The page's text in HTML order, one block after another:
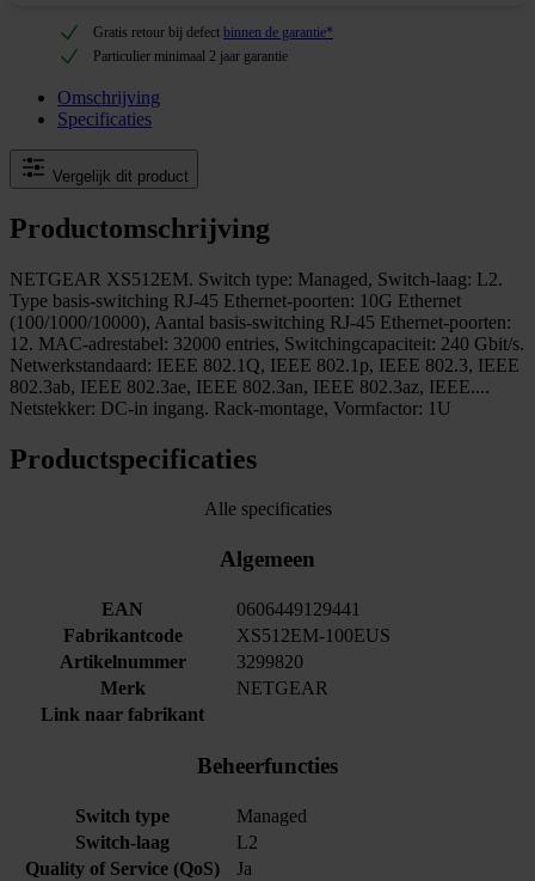
Gratis retour bij defect binnen de garantie*
Particulier minimaal 2 jaar garantie
Omschrijving
Specificaties
Vergelijk dit product
Productomschrijving
NETGEAR XS512EM. Switch type: Managed, Switch-laag: L2.
Type basis-switching RJ-45 Ethernet-poorten: 10G Ethernet
(100/1000/10000), Aantal basis-switching RJ-45 Ethernet-poorten:
12. MAC-adrestabel: 32000 entries, Switchingcapaciteit: 240 Gbit/s.
Netwerkstandaard: IEEE 802.1Q, IEEE 802.1p, IEEE 802.3, IEEE
802.3ab, IEEE 802.3ae, IEEE 802.3an, IEEE 802.3az, IEEE....
Netstekker: DC-in ingang. Rack-montage, Vormfactor: 1U
Productspecificaties
Alle specificaties
Algemeen
EAN
0606449129441
Fabrikantcode
XS512EM-100EUS
Artikelnummer
3299820
Merk
NETGEAR
Link naar fabrikant
Beheerfuncties
Switch type
Managed
Switch-laag
L2
Quality of Service (QoS)
Ja